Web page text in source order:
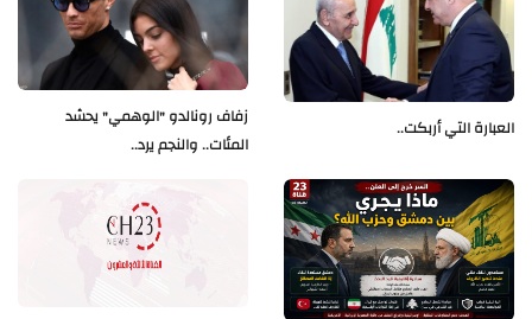
زفاف رونالدو "الوهمي" يحشد
المئات.. والنجم يرد..
العبارة التي أربكت..